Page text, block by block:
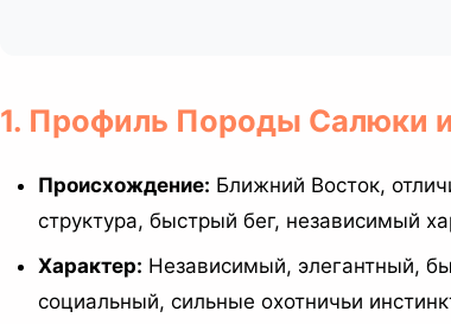
1. Профиль Породы Салюки
Происхождение: Ближний Восток,
структура, быстрый бег, независимый
Характер: Независимый, элегантный,
социальный, сильные охотничьи